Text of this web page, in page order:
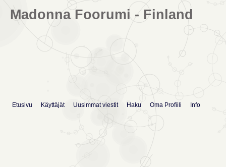
Madonna Foorumi - Finland
Etusivu Käyttäjät Uusimmat viestit Haku Oma Profiili Info